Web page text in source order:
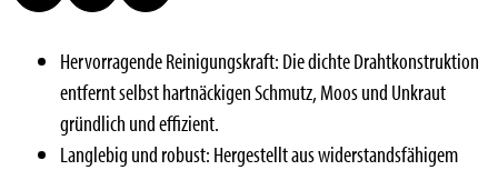
Hervorragende Reinigungskraft: Die dichte Drahtkonstruktion
entfernt selbst hartnäckigen Schmutz, Moos und Unkraut
gründlich und effizient.
Langlebig und robust: Hergestellt aus widerstandsfähigem